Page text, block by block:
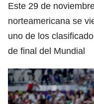
Este 29 de
norteamericana se
uno de los
de final del Mundial